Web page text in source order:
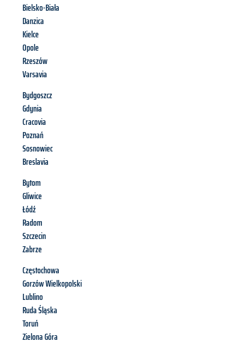
Bielsko-Biała
Danzica
Kielce
Opole
Rzeszów
Varsavia
Bydgoszcz
Gdynia
Cracovia
Poznań
Sosnowiec
Breslavia
Bytom
Gliwice
Łódź
Radom
Szczecin
Zabrze
Częstochowa
Gorzów Wielkopolski
Lublino
Ruda Śląska
Toruń
Zielona Góra